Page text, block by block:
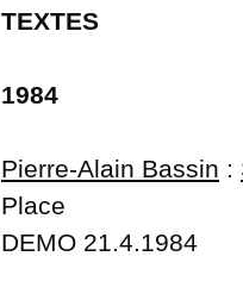
TEXTES
1984
Pierre-Alain Bassin :
Place
DEMO 21.4.1984